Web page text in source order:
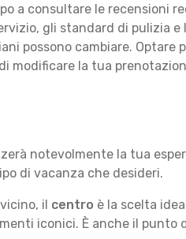
a consultare le recensioni
gli standard di pulizia
possono cambiare.
modificare la tua
notevolmente la tua
di vacanza che desideri.
il centro è la scelta
iconici. È anche il